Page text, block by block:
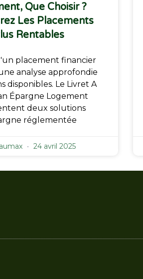
Que Choisir ?
Les Placements
Rentables
placement financier
analyse approfondie
disponibles. Le Livret A
Épargne Logement
deux solutions
réglementée
24 avril 2025